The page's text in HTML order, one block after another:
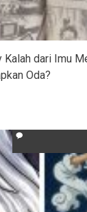
dari Imu
Oda?